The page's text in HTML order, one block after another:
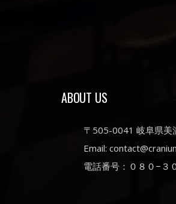
ABOUT US
〒505-0041 岐阜県美
Email:
電話番号：０８０−３